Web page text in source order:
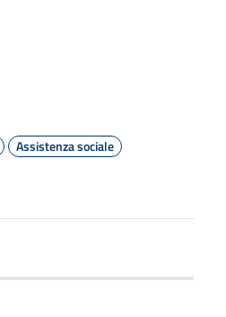
Assistenza sociale